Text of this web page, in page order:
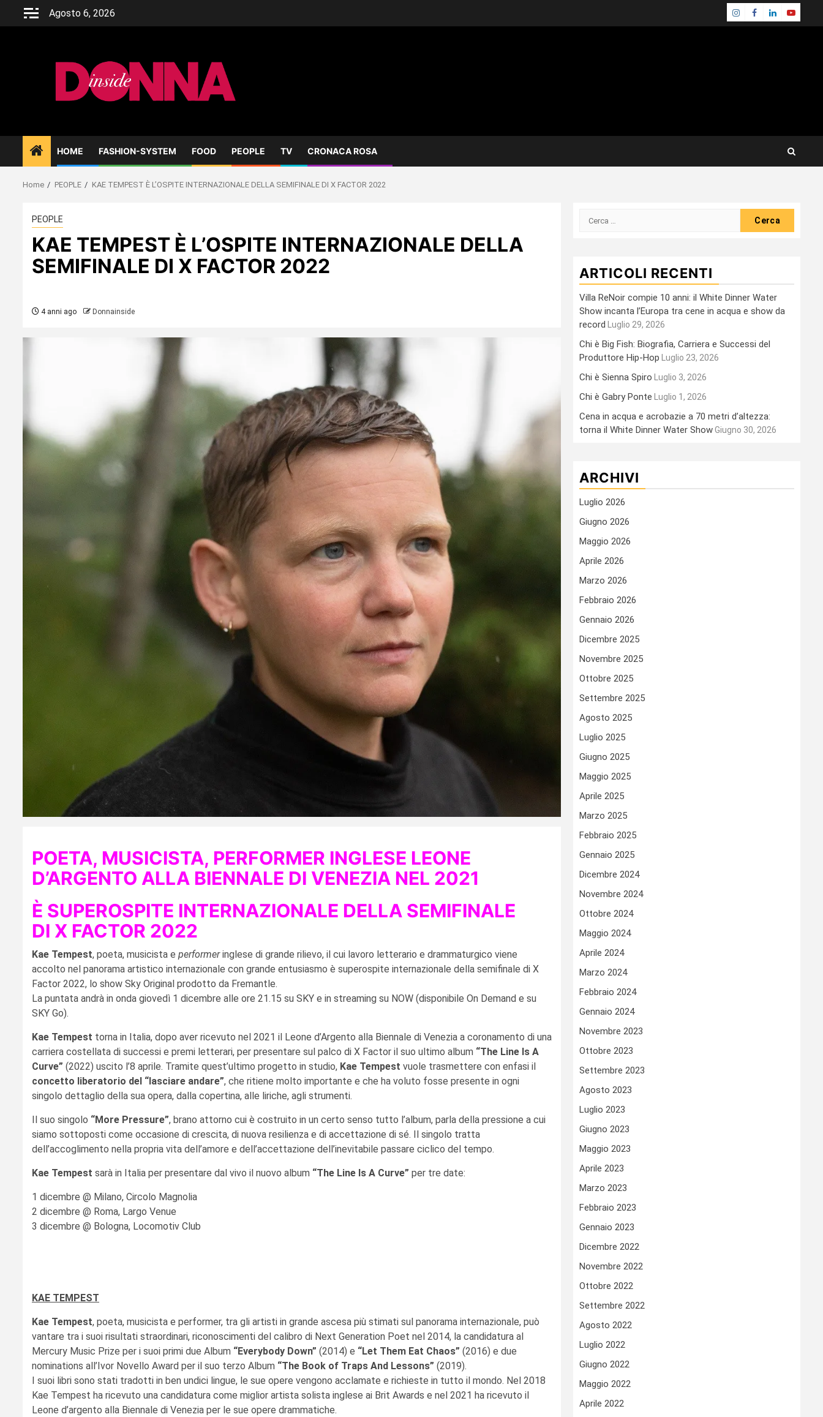
Agosto 6, 2026 Instagram
Facebook
LinkedinYoutube
HOME FASHION-SYSTEM FOOD PEOPLE TV CRONACA ROSA
Home PEOPLE KAE TEMPEST È L’OSPITE INTERNAZIONALE DELLA SEMIFINALE DI X FACTOR 2022
PEOPLE
KAE TEMPEST È L’OSPITE INTERNAZIONALE DELLA
SEMIFINALE DI X FACTOR 2022
4 anni ago Donnainside
POETA, MUSICISTA, PERFORMER INGLESE LEONE
D’ARGENTO ALLA BIENNALE DI VENEZIA NEL 2021
È SUPEROSPITE INTERNAZIONALE DELLA SEMIFINALE
DI X FACTOR 2022
Kae Tempest, poeta, musicista e performeringlese di grande rilievo, il cui lavoro letterario e drammaturgico viene
accolto nel panorama artistico internazionale con grande entusiasmo è superospite internazionale della semifinale di X
Factor 2022, lo show Sky Original prodotto da Fremantle.
La puntata andrà in onda giovedì 1 dicembre alle ore 21.15 su SKY e in streaming su NOW (disponibile On Demand e su
SKY Go).
Kae Tempest torna in Italia, dopo aver ricevuto nel 2021 il Leone d’Argento alla Biennale di Venezia a coronamento di una
carriera costellata di successi e premi letterari, per presentare sul palco di X Factor il suo ultimo album “The Line Is A
Curve” (2022) uscito l’8 aprile. Tramite quest’ultimo progetto in studio, Kae Tempest vuole trasmettere con enfasi il
concetto liberatorio del “lasciare andare”, che ritiene molto importante e che ha voluto fosse presente in ogni
singolo dettaglio della sua opera, dalla copertina, alle liriche, agli strumenti.
Il suo singolo “More Pressure”, brano attorno cui è costruito in un certo senso tutto l’album, parla della pressione a cui
siamo sottoposti come occasione di crescita, di nuova resilienza e di accettazione di sé. Il singolo tratta
dell’accoglimento nella propria vita dell’amore e dell’accettazione dell’inevitabile passare ciclico del tempo.
Kae Tempest sarà in Italia per presentare dal vivo il nuovo album “The Line Is A Curve” per tre date:
1 dicembre @ Milano, Circolo Magnolia
2 dicembre @ Roma, Largo Venue
3 dicembre @ Bologna, Locomotiv Club
KAE TEMPEST
Kae Tempest, poeta, musicista e performer, tra gli artisti in grande ascesa più stimati sul panorama internazionale, può
vantare tra i suoi risultati straordinari, riconoscimenti del calibro di Next Generation Poet nel 2014, la candidatura al
Mercury Music Prize per i suoi primi due Album “Everybody Down” (2014) e “Let Them Eat Chaos” (2016) e due
nominations all’Ivor Novello Award per il suo terzo Album “The Book of Traps And Lessons” (2019).
I suoi libri sono stati tradotti in ben undici lingue, le sue opere vengono acclamate e richieste in tutto il mondo. Nel 2018
Kae Tempest ha ricevuto una candidatura come miglior artista solista inglese ai Brit Awards e nel 2021 ha ricevuto il
Leone d’argento alla Biennale di Venezia per le sue opere drammatiche.
Ricerca
ARTICOLI RECENTI
Villa ReNoir compie 10 anni: il White Dinner Water
Show incanta l’Europa tra cene in acqua e show da
record
Luglio 29, 2026
Chi è Big Fish: Biografia, Carriera e Successi del
Produttore Hip-Hop
Luglio 23, 2026
Chi è Sienna Spiro Luglio 3, 2026
Chi è Gabry Ponte Luglio 1, 2026
Cena in acqua e acrobazie a 70 metri d’altezza:
torna il White Dinner Water ShowGiugno 30, 2026
ARCHIVI
Luglio 2026
Giugno 2026
Maggio 2026
Aprile 2026
Marzo 2026
Febbraio 2026
Gennaio 2026
Dicembre 2025
Novembre 2025
Ottobre 2025
Settembre 2025
Agosto 2025
Luglio 2025
Giugno 2025
Maggio 2025
Aprile 2025
Marzo 2025
Febbraio 2025
Gennaio 2025
Dicembre 2024
Novembre 2024
Ottobre 2024
Maggio 2024
Aprile 2024
Marzo 2024
Febbraio 2024
Gennaio 2024
Novembre 2023
Ottobre 2023
Settembre 2023
Agosto 2023
Luglio 2023
Giugno 2023
Maggio 2023
Aprile 2023
Marzo 2023
Febbraio 2023
Gennaio 2023
Dicembre 2022
Novembre 2022
Ottobre 2022
Settembre 2022
Agosto 2022
Luglio 2022
Giugno 2022
Maggio 2022
Aprile 2022